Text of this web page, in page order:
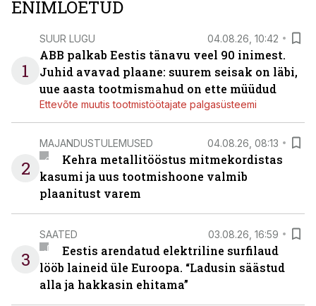
ENIMLOETUD
1
SUUR LUGU 04.08.26, 10:42
ABB palkab Eestis tänavu veel 90 inimest.
Juhid avavad plaane: suurem seisak on läbi,
uue aasta tootmismahud on ette müüdud
Ettevõte muutis tootmistöötajate palgasüsteemi
2
MAJANDUSTULEMUSED 04.08.26, 08:13
Kehra metallitööstus mitmekordistas
kasumi ja uus tootmishoone valmib
plaanitust varem
3
SAATED 03.08.26, 16:59
Eestis arendatud elektriline surfilaud
lööb laineid üle Euroopa. “Ladusin säästud
alla ja hakkasin ehitama”